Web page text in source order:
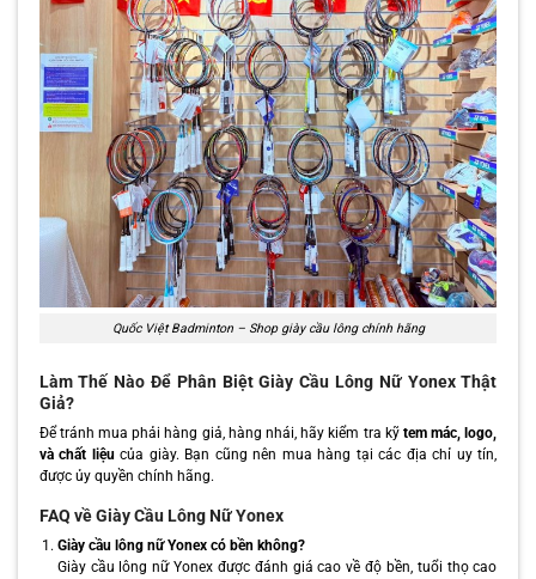
Quốc Việt Badminton – Shop giày cầu lông chính hãng
Làm Thế Nào Để Phân Biệt Giày Cầu Lông Nữ Yonex Thật
Giả?
Để tránh mua phải hàng giả, hàng nhái, hãy kiểm tra kỹtem mác, logo,
và chất liệucủa giày. Bạn cũng nên mua hàng tại các địa chỉ uy tín,
được ủy quyền chính hãng.
FAQ về Giày Cầu Lông Nữ Yonex
Giày cầu lông nữ Yonex có bền không?
Giày cầu lông nữ Yonex được đánh giá cao về độ bền, tuổi thọ cao